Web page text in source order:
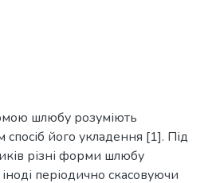
шлюбу розуміють
його укладення [1]. Під
різні форми шлюбу
періодично скасовуючи